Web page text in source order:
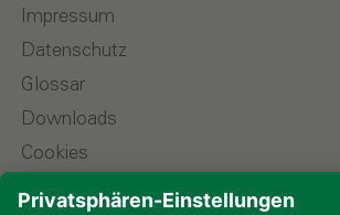
Impressum
Datenschutz
Glossar
Downloads
Cookies